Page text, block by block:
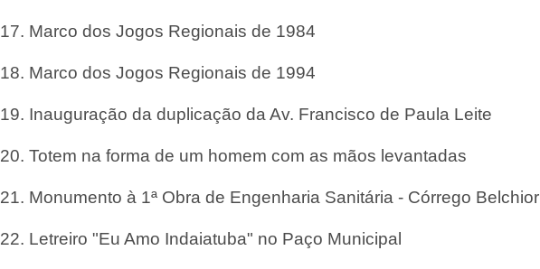
17. Marco dos Jogos Regionais de 1984
18. Marco dos Jogos Regionais de 1994
19. Inauguração da duplicação da Av. Francisco de Paula Leite
20. Totem na forma de um homem com as mãos levantadas
21. Monumento à 1ª Obra de Engenharia Sanitária - Córrego Belchior
22. Letreiro "Eu Amo Indaiatuba" no Paço Municipal